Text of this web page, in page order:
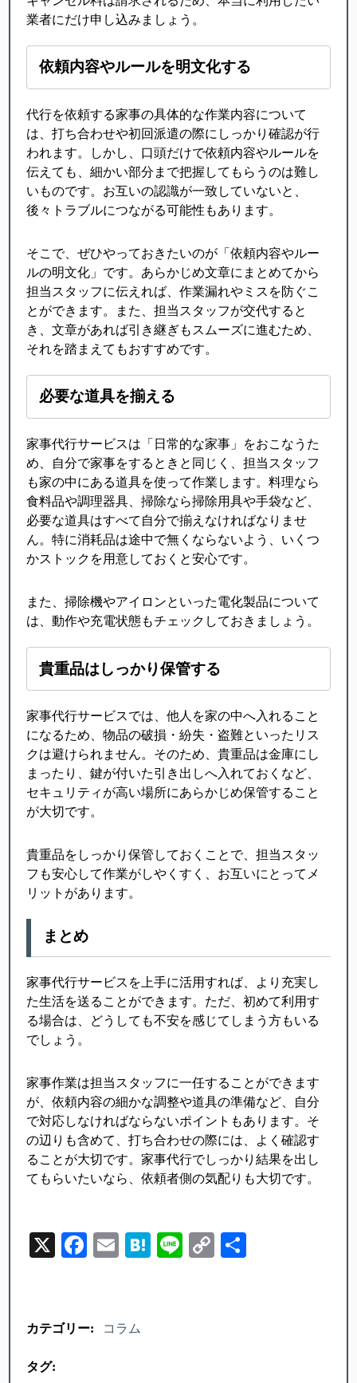
業者にだけ申し込みましょう。
依頼内容やルールを明文化する
代行を依頼する家事の具体的な作業内容について
は、打ち合わせや初回派遣の際にしっかり確認が行
われます。しかし、口頭だけで依頼内容やルールを
伝えても、細かい部分まで把握してもらうのは難し
いものです。お互いの認識が一致していないと、
後々トラブルにつながる可能性もあります。
そこで、ぜひやっておきたいのが「依頼内容やルー
ルの明文化」です。あらかじめ文章にまとめてから
担当スタッフに伝えれば、作業漏れやミスを防ぐこ
とができます。また、担当スタッフが交代すると
き、文章があれば引き継ぎもスムーズに進むため、
それを踏まえてもおすすめです。
必要な道具を揃える
家事代行サービスは「日常的な家事」をおこなうた
め、自分で家事をするときと同じく、担当スタッフ
も家の中にある道具を使って作業します。料理なら
食料品や調理器具、掃除なら掃除用具や手袋など、
必要な道具はすべて自分で揃えなければなりませ
ん。特に消耗品は途中で無くならないよう、いくつ
かストックを用意しておくと安心です。
また、掃除機やアイロンといった電化製品について
は、動作や充電状態もチェックしておきましょう。
貴重品はしっかり保管する
家事代行サービスでは、他人を家の中へ入れること
になるため、物品の破損・紛失・盗難といったリス
クは避けられません。そのため、貴重品は金庫にし
まったり、鍵が付いた引き出しへ入れておくなど、
セキュリティが高い場所にあらかじめ保管すること
が大切です。
貴重品をしっかり保管しておくことで、担当スタッ
フも安心して作業がしやくすく、お互いにとってメ
リットがあります。
まとめ
家事代行サービスを上手に活用すれば、より充実し
た生活を送ることができます。ただ、初めて利用す
る場合は、どうしても不安を感じてしまう方もいる
でしょう。
家事作業は担当スタッフに一任することができます
が、依頼内容の細かな調整や道具の準備など、自分
で対応しなければならないポイントもあります。そ
の辺りも含めて、打ち合わせの際には、よく確認す
ることが大切です。家事代行でしっかり結果を出し
てもらいたいなら、依頼者側の気配りも大切です。
X Facebook
EmailHatenaLineCopy
カテゴリー: コラム
タグ: